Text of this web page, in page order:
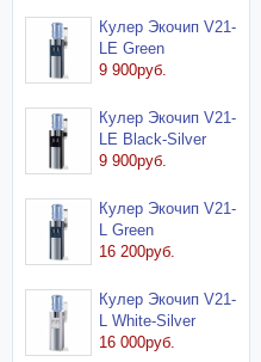
Кулер Экочип V21-
LE Green
9 900руб.
Кулер Экочип V21-
LE Black-Silver
9 900руб.
Кулер Экочип V21-
L Green
16 200руб.
Кулер Экочип V21-
L White-Silver
16 000руб.